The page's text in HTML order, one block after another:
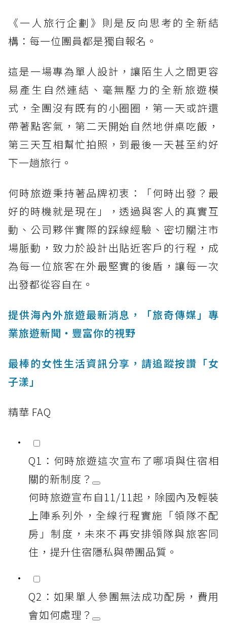
《一人旅行企劃》則是反向思考的全新結
構：每一位團員都是獨自報名。
這是一場專為單人設計，讓陌生人之間更容
易產生自然連結、毫無壓力的全新旅遊模
式，全團沒有既有的小圈圈，第一天或許還
帶著點客氣，第二天開始自然地併桌吃飯，
第三天互相幫忙拍照，到最後一天甚至約好
下一趟旅行。
何時旅遊秉持著品牌初衷：「何時出發？最
好的時機就是現在」，透過與客人的真實互
動、公司夥伴實際的踩線經驗、密切關注市
場脈動，致力於設計出貼近客戶的行程，成
為每一位旅客在外最堅實的後盾，讓每一次
出發都從容自在。
提供海內外旅遊最新消息，「旅奇傳媒」專
業旅遊新聞‧豐富你的視野
最棒的女性生活資訊分享，請追蹤按讚「女
子漾」
精華 FAQ
Q1：何時旅遊這次宣布了哪項與住宿相
關的新制度？
何時旅遊宣布自11/11起，除國內及輕裝
上陣系列外，全線行程實施「領隊不配
房」制度，未來不再安排領隊與旅客同
住，提升住宿隱私與帶團品質。
Q2：如果單人參團無法成功配房，費用
會如何處理？